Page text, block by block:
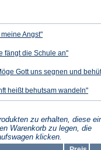
Angst"in
neuen
fängt die Schule an"in
neuen
Gott uns segnen und
heißt behutsam wandeln"in
Tab)
zu erhalten, diese
Warenkorb zu legen, die
klicken.